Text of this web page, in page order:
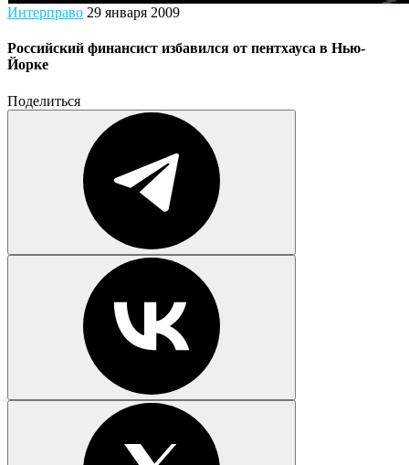
Интерправо 29 января 2009
Российский финансист избавился от пентхауса в Нью-
Йорке
Поделиться